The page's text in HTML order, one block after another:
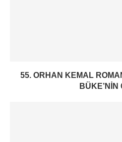
55. ORHAN KEMAL
BÜKE’NIN